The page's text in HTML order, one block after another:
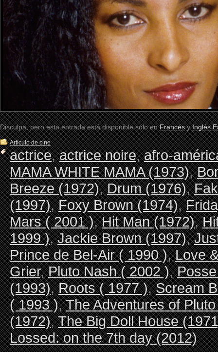
Disculpa, pero esta entrada está disponible sólo enFrancésyInglés
Artículo de cine
actrice,actrice noire,afro-
MAMA WHITE MAMA (1973),
Breeze (1972),Drum (1976),
(1997),Foxy Brown (1974),
Mars ( 2001 ),Hit Man (1972),
1999 ),Jackie Brown (1997),
Prince de Bel-Air ( 1990 ),Love
Grier,Pluto Nash ( 2002 ),
(1993),Roots ( 1977 ),Scream
( 1993 ),The Adventures of
(1972),The Big Doll House
Lossed: on the 7th day (2012)